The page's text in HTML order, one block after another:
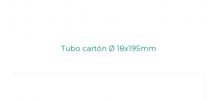
Tubo cartón Ø 18x195mm